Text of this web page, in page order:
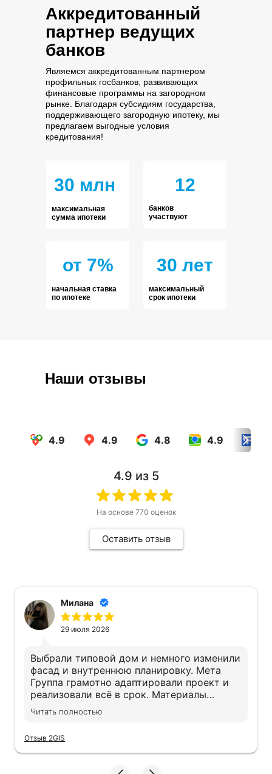
30 лет
максимальный
срок ипотеки
от 7%
начальная ставка
по ипотеке
12
банков
участвуют
30 млн
максимальная
сумма ипотеки
Аккредитованный
партнер ведущих
банков
Являемся аккредитованным партнером
профильных госбанков, развивающих
финансовые программы на загородном
рынке. Благодаря субсидиям государства,
поддерживающего загородную ипотеку, мы
предлагаем выгодные условия
кредитования!
Наши отзывы
4.9 4.9 4.8 4.9
4.9 из 5
На основе 770 оценок
Оставить отзыв
Милана
29 июля 2026
Выбрали типовой дом и немного изменили
фасад и внутреннюю планировку. Мета
Группа грамотно адаптировали проект и
реализовали всё в срок. Материалы
действительно качественные, экономии не
Читать полностью
Отзыв 2GIS